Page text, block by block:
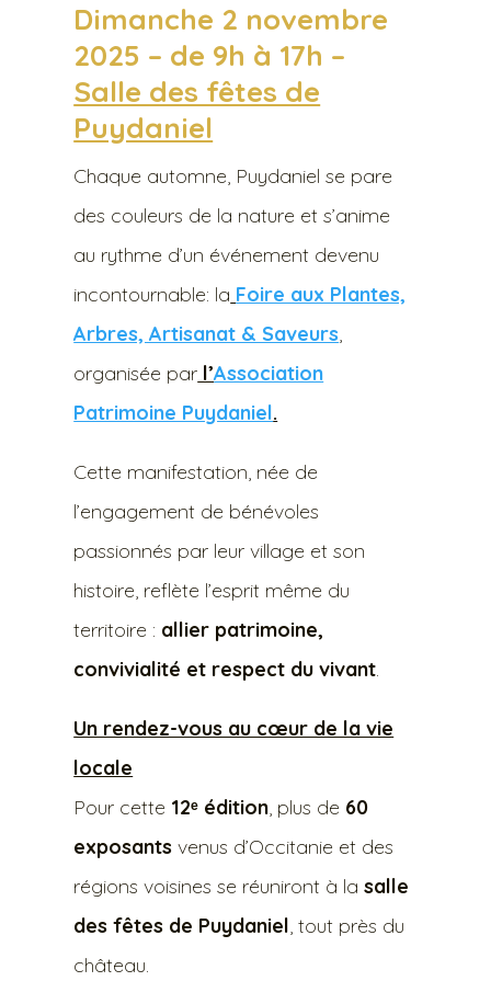
Dimanche 2 novembre
2025 – de 9h à 17h –
Salle des fêtes de
Puydaniel
Chaque automne, Puydaniel se pare
des couleurs de la nature et s’anime
au rythme d’un événement devenu
incontournable: la Foire aux Plantes,
Arbres, Artisanat & Saveurs,
organisée par l’Association
Patrimoine Puydaniel.
Cette manifestation, née de
l’engagement de bénévoles
passionnés par leur village et son
histoire, reflète l’esprit même du
territoire : allier patrimoine,
convivialité et respect du vivant.
Un rendez-vous au cœur de la vie
locale
Pour cette 12ᵉ édition, plus de 60
exposants venus d’Occitanie et des
régions voisines se réuniront à lasalle
des fêtes de Puydaniel, tout près du
château.